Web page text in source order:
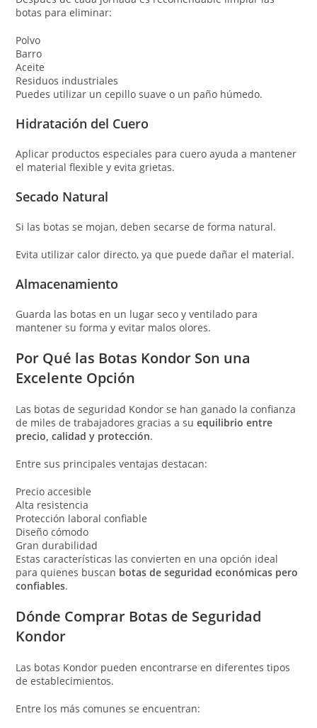
botas para eliminar:
Polvo
Barro
Aceite
Residuos industriales
Puedes utilizar un cepillo suave o un paño húmedo.
Hidratación del Cuero
Aplicar productos especiales para cuero ayuda a mantener
el material flexible y evita grietas.
Secado Natural
Si las botas se mojan, deben secarse de forma natural.
Evita utilizar calor directo, ya que puede dañar el material.
Almacenamiento
Guarda las botas en un lugar seco y ventilado para
mantener su forma y evitar malos olores.
Por Qué las Botas Kondor Son una
Excelente Opción
Las botas de seguridad Kondor se han ganado la confianza
de miles de trabajadores gracias a suequilibrio entre
precio, calidad y protección.
Entre sus principales ventajas destacan:
Precio accesible
Alta resistencia
Protección laboral confiable
Diseño cómodo
Gran durabilidad
Estas características las convierten en una opción ideal
para quienes buscan botas de seguridad económicas pero
confiables.
Dónde Comprar Botas de Seguridad
Kondor
Las botas Kondor pueden encontrarse en diferentes tipos
de establecimientos.
Entre los más comunes se encuentran: